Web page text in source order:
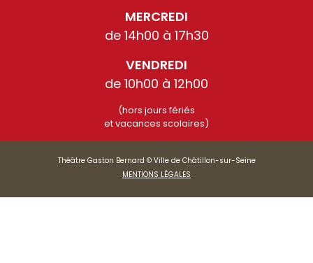
MERCREDI
de 14h00 à 17h30
VENDREDI
de 10h00 à 12h00
(hors jours fériés
et vacances scolaires)
Théâtre Gaston Bernard © Ville de Châtillon-sur-Seine
MENTIONS LÉGALES